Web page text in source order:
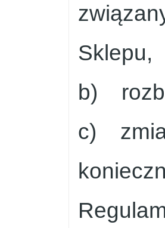
Sklepu,
b)
c)